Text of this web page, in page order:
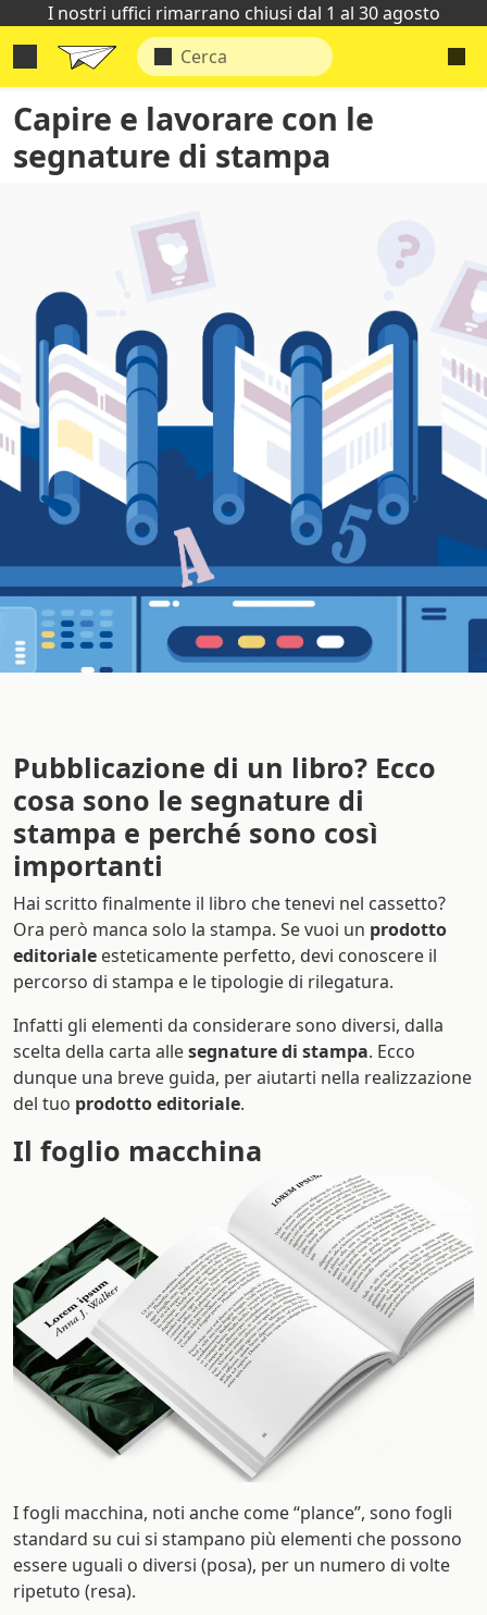
I nostri uffici rimarrano chiusi dal 1 al 30 agosto
Capire e lavorare con le
segnature di stampa
Pubblicazione di un libro? Ecco
cosa sono le segnature di
stampa e perché sono così
importanti
Hai scritto finalmente il libro che tenevi nel cassetto?
Ora però manca solo la stampa. Se vuoi un prodotto
editoriale esteticamente perfetto, devi conoscere il
percorso di stampa e le tipologie di rilegatura.
Infatti gli elementi da considerare sono diversi, dalla
scelta della carta allesegnature di stampa. Ecco
dunque una breve guida, per aiutarti nella realizzazione
del tuo prodotto editoriale.
Il foglio macchina
I fogli macchina, noti anche come “plance”, sono fogli
standard su cui si stampano più elementi che possono
essere uguali o diversi (posa), per un numero di volte
ripetuto (resa).